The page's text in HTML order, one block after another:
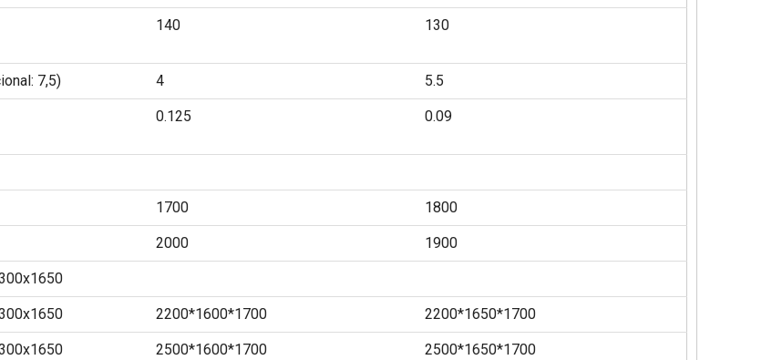
140 130
7,5) 4 5.5
0.125 0.09
1700 1800
2000 1900
2200*1600*1700 2200*1650*1700
2500*1600*1700 2500*1650*1700